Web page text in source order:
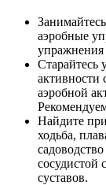
аэробные
упражнения
Старайтесь
активности
аэробной
Найдите
ходьба,
сосудистой
суставов.